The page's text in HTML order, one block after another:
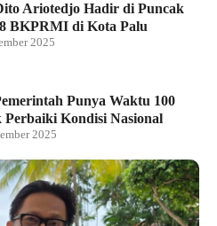
Ariotedjo Hadir di Puncak
BKPRMI di Kota Palu
2025
Punya Waktu 100
Kondisi Nasional
2025